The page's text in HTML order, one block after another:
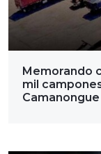
Memorando
mil
Camanongue